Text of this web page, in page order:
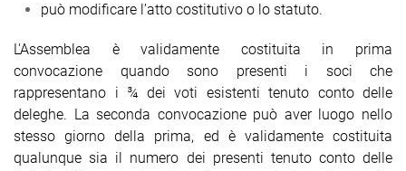
può modificare l’atto costitutivo o lo statuto.
L'Assemblea è validamente costituita in prima
convocazione quando sono presenti i soci che
rappresentano i ¾ dei voti esistenti tenuto conto delle
deleghe. La seconda convocazione può aver luogo nello
stesso giorno della prima, ed è validamente costituita
qualunque sia il numero dei presenti tenuto conto delle